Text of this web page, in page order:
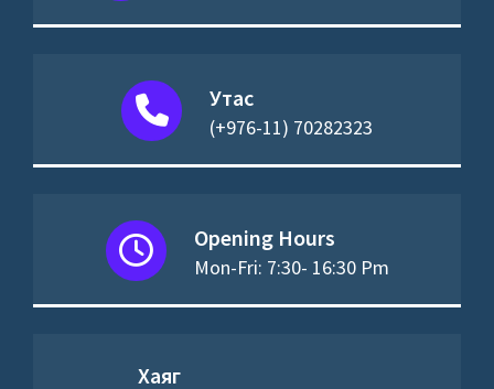
Утас
(+976-11) 70282323
Opening Hours
Mon-Fri: 7:30- 16:30 Pm
Хаяг